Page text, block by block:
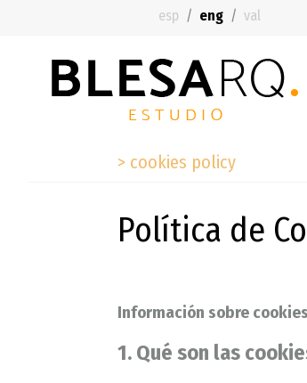
esp eng val
> cookies policy
Política de
Información sobre cookies
1. Qué son las